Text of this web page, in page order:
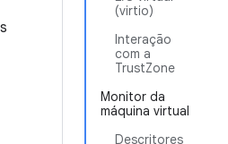
(virtio)
Interação
com a
TrustZone
Monitor da
máquina virtual
Descritores